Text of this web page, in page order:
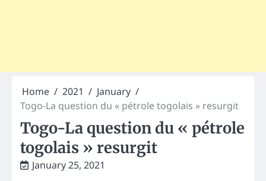
Home 2021
January
Togo-La question du « pétrole togolais » resurgit
Togo-La question du « pétrole
togolais » resurgit
January 25, 2021